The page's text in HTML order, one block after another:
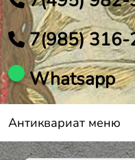
7(985) 316-
Whatsapp
Антиквариат меню